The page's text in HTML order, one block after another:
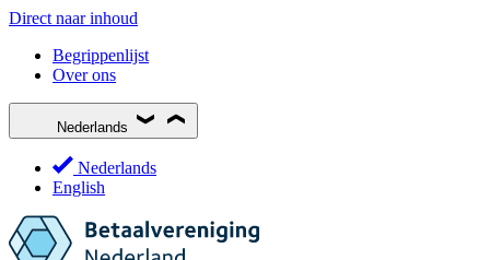
Direct naar inhoud
Begrippenlijst
Over ons
Nederlands
Nederlands
English